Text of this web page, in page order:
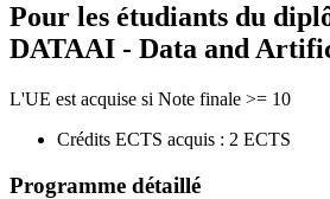
Pour les étudiants du
DATAAI - Data and
L'UE est acquise si Note finale >= 10
Crédits ECTS acquis : 2 ECTS
Programme détaillé